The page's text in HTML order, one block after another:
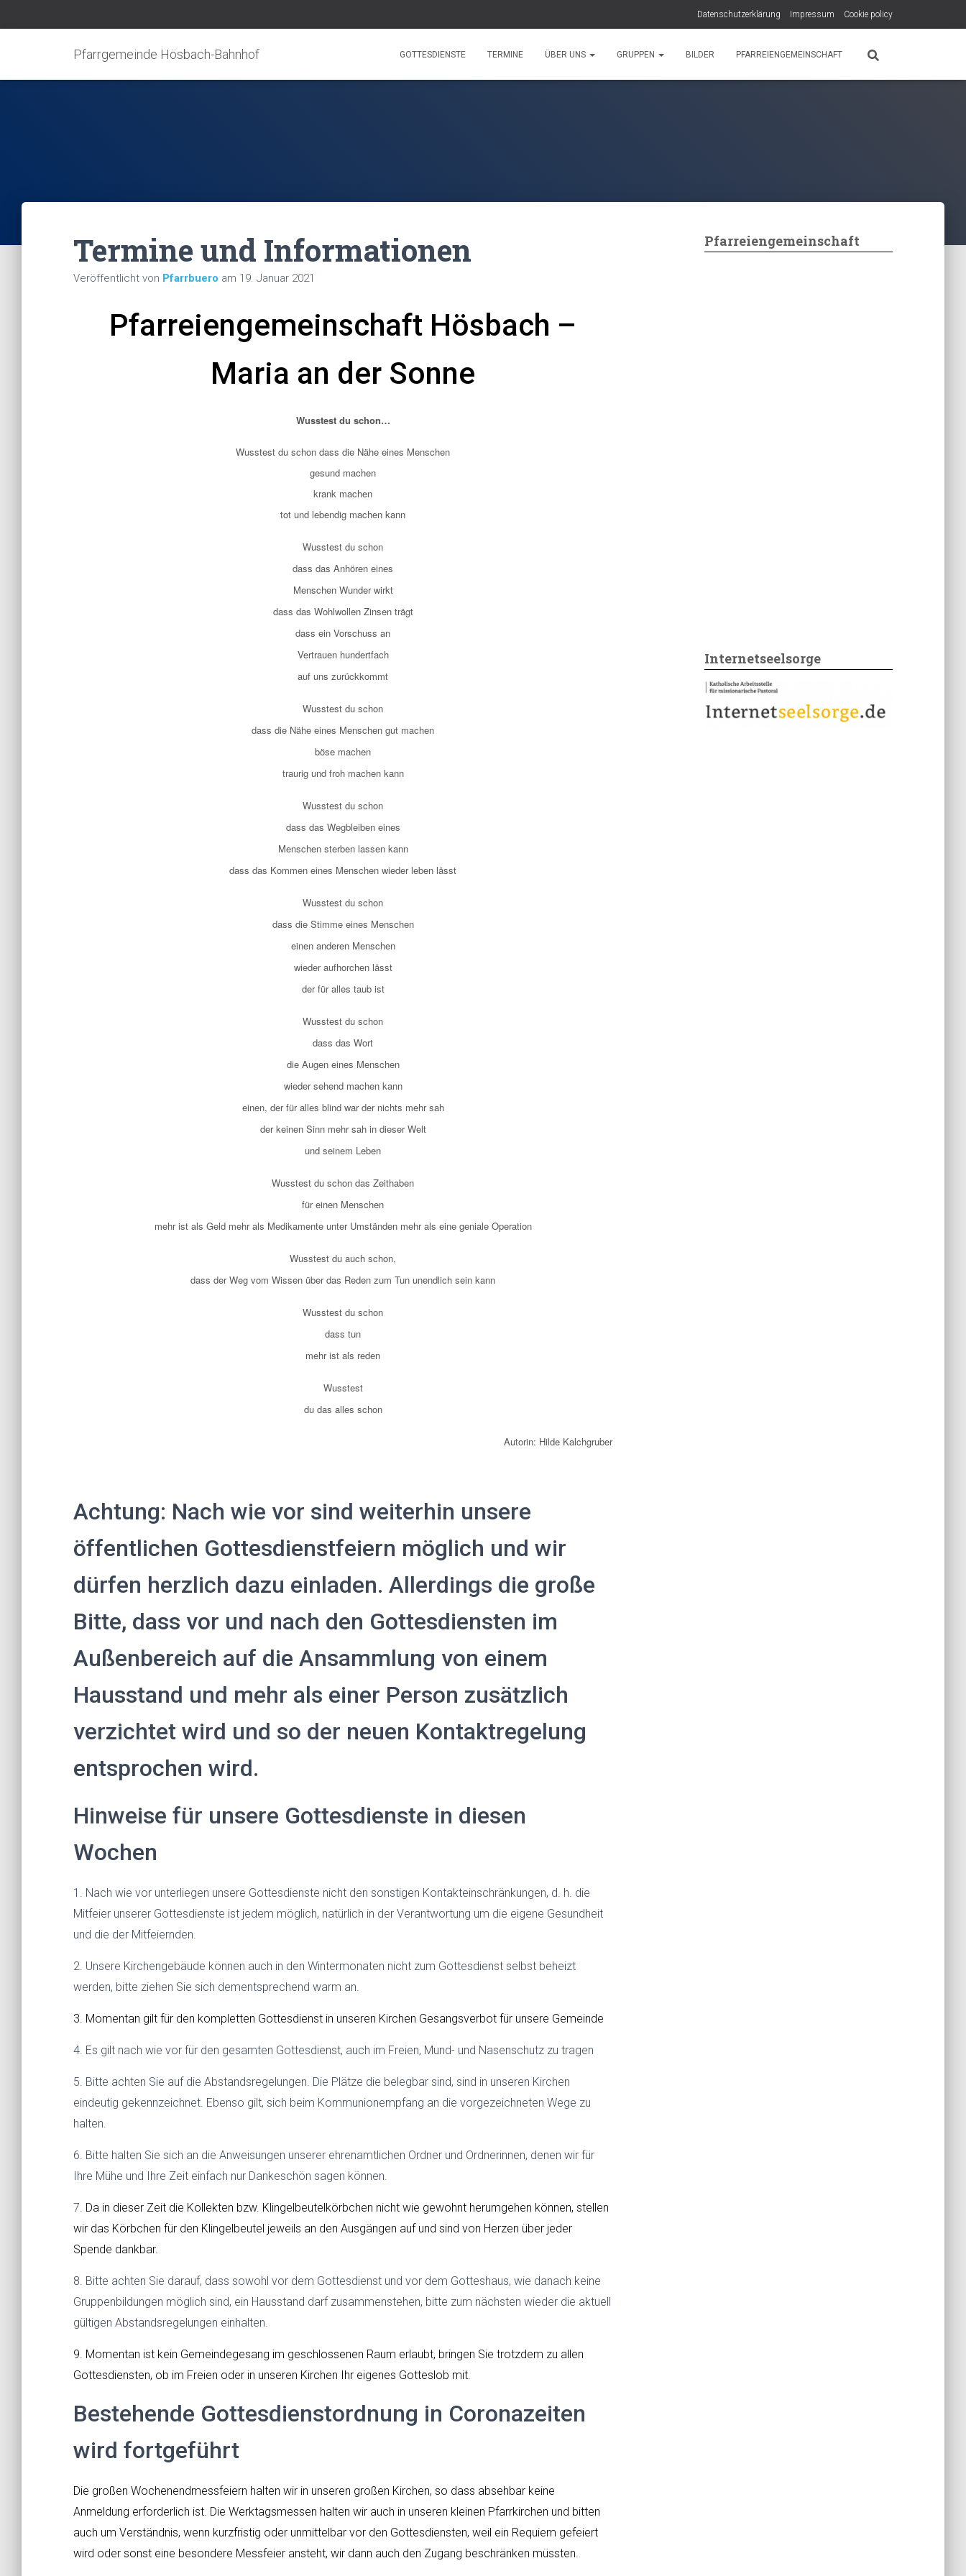
Datenschutzerklärung Impressum Cookie policy
Pfarrgemeinde Hösbach-Bahnhof GOTTESDIENSTE TERMINE ÜBER UNS GRUPPEN BILDER PFARREIENGEMEINSCHAFT
Termine und Informationen
Veröffentlicht von Pfarrbuero am 19. Januar 2021
Pfarreiengemeinschaft Hösbach –
Maria an der Sonne
Wusstest du schon…
Wusstest du schon dass die Nähe eines Menschen
gesund machen
krank machen
tot und lebendig machen kann
Wusstest du schon
dass das Anhören eines
Menschen Wunder wirkt
dass das Wohlwollen Zinsen trägt
dass ein Vorschuss an
Vertrauen hundertfach
auf uns zurückkommt
Wusstest du schon
dass die Nähe eines Menschen gut machen
böse machen
traurig und froh machen kann
Wusstest du schon
dass das Wegbleiben eines
Menschen sterben lassen kann
dass das Kommen eines Menschen wieder leben lässt
Wusstest du schon
dass die Stimme eines Menschen
einen anderen Menschen
wieder aufhorchen lässt
der für alles taub ist
Wusstest du schon
dass das Wort
die Augen eines Menschen
wieder sehend machen kann
einen, der für alles blind war der nichts mehr sah
der keinen Sinn mehr sah in dieser Welt
und seinem Leben
Wusstest du schon das Zeithaben
für einen Menschen
mehr ist als Geld mehr als Medikamente unter Umständen mehr als eine geniale Operation
Wusstest du auch schon,
dass der Weg vom Wissen über das Reden zum Tun unendlich sein kann
Wusstest du schon
dass tun
mehr ist als reden
Wusstest
du das alles schon
Autorin: Hilde Kalchgruber
Achtung: Nach wie vor sind weiterhin unsere
öffentlichen Gottesdienstfeiern möglich und wir
dürfen herzlich dazu einladen. Allerdings die große
Bitte, dass vor und nach den Gottesdiensten im
Außenbereich auf die Ansammlung von einem
Hausstand und mehr als einer Person zusätzlich
verzichtet wird und so der neuen Kontaktregelung
entsprochen wird.
Hinweise für unsere Gottesdienste in diesen
Wochen
1. Nach wie vor unterliegen unsere Gottesdienste nicht den sonstigen Kontakteinschränkungen, d. h. die
Mitfeier unserer Gottesdienste ist jedem möglich, natürlich in der Verantwortung um die eigene Gesundheit
und die der Mitfeiernden.
2. Unsere Kirchengebäude können auch in den Wintermonaten nicht zum Gottesdienst selbst beheizt
werden, bitte ziehen Sie sich dementsprechend warm an.
3. Momentan gilt für den kompletten Gottesdienst in unseren Kirchen Gesangsverbot für unsere Gemeinde
4. Es gilt nach wie vor für den gesamten Gottesdienst, auch im Freien, Mund- und Nasenschutz zu tragen
5. Bitte achten Sie auf die Abstandsregelungen. Die Plätze die belegbar sind, sind in unseren Kirchen
eindeutig gekennzeichnet. Ebenso gilt, sich beim Kommunionempfang an die vorgezeichneten Wege zu
halten.
6. Bitte halten Sie sich an die Anweisungen unserer ehrenamtlichen Ordner und Ordnerinnen, denen wir für
Ihre Mühe und Ihre Zeit einfach nur Dankeschön sagen können.
7. Da in dieser Zeit die Kollekten bzw. Klingelbeutelkörbchen nicht wie gewohnt herumgehen können, stellen
wir das Körbchen für den Klingelbeutel jeweils an den Ausgängen auf und sind von Herzen über jeder
Spende dankbar.
8. Bitte achten Sie darauf, dass sowohl vor dem Gottesdienst und vor dem Gotteshaus, wie danach keine
Gruppenbildungen möglich sind, ein Hausstand darf zusammenstehen, bitte zum nächsten wieder die aktuell
gültigen Abstandsregelungen einhalten.
9. Momentan ist kein Gemeindegesang im geschlossenen Raum erlaubt, bringen Sie trotzdem zu allen
Gottesdiensten, ob im Freien oder in unseren Kirchen Ihr eigenes Gotteslob mit.
Bestehende Gottesdienstordnung in Coronazeiten
wird fortgeführt
Die großen Wochenendmessfeiern halten wir in unseren großen Kirchen, so dass absehbar keine
Anmeldung erforderlich ist. Die Werktagsmessen halten wir auch in unseren kleinen Pfarrkirchen und bitten
auch um Verständnis, wenn kurzfristig oder unmittelbar vor den Gottesdiensten, weil ein Requiem gefeiert
wird oder sonst eine besondere Messfeier ansteht, wir dann auch den Zugang beschränken müssten.
Pfarreiengemeinschaft
Internetseelsorge